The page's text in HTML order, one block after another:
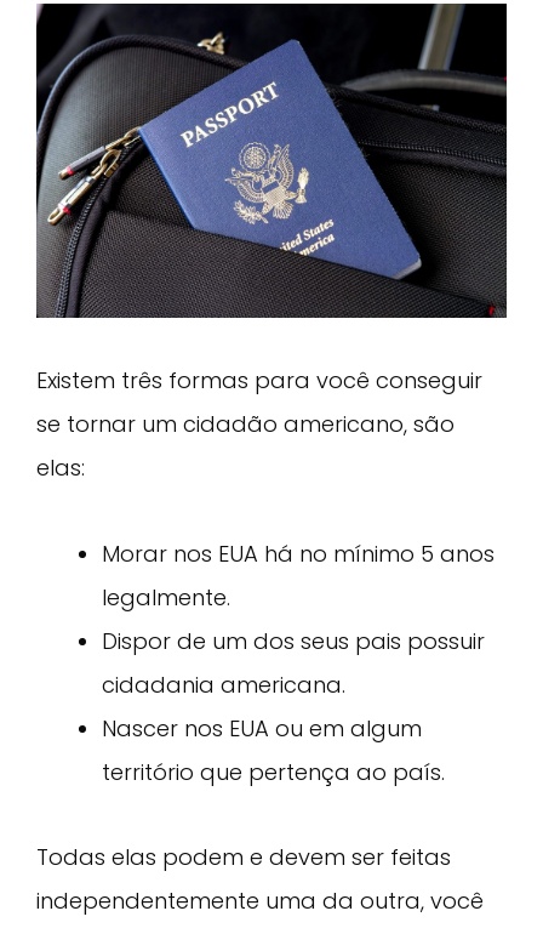
Existem três formas para você conseguir
se tornar um cidadão americano, são
elas:
Morar nos EUA há no mínimo 5 anos
legalmente.
Dispor de um dos seus pais possuir
cidadania americana.
Nascer nos EUA ou em algum
território que pertença ao país.
Todas elas podem e devem ser feitas
independentemente uma da outra, você